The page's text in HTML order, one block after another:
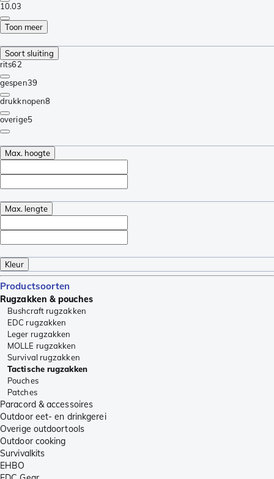
10.03
Toon meer
Soort sluiting
rits62
gespen39
drukknopen8
overige5
Max. hoogte
Max. lengte
Kleur
Productsoorten
Rugzakken & pouches
Bushcraft rugzakken
EDC rugzakken
Leger rugzakken
MOLLE rugzakken
Survival rugzakken
Tactische rugzakken
Pouches
Patches
Paracord & accessoires
Outdoor eet- en drinkgerei
Overige outdoortools
Outdoor cooking
Survivalkits
EHBO